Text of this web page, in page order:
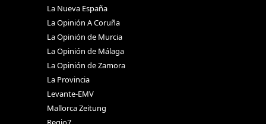
La Nueva España
La Opinión A Coruña
La Opinión de Murcia
La Opinión de Málaga
La Opinión de Zamora
La Provincia
Levante-EMV
Mallorca Zeitung